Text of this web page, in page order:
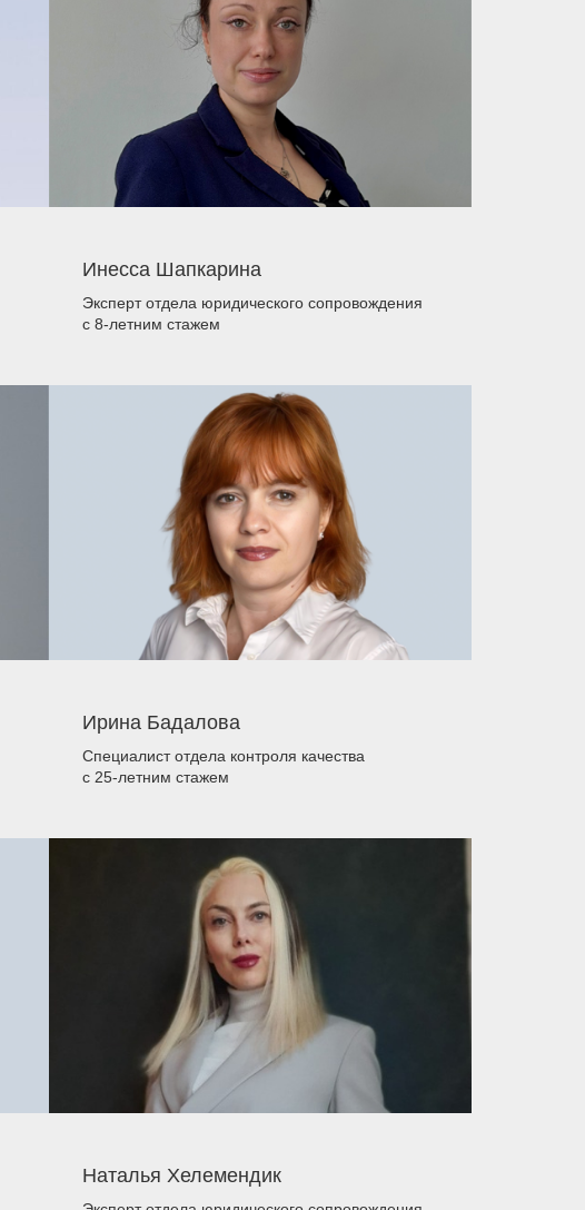
Инесса Шапкарина
Эксперт отдела юридического сопровождения
с 8-летним стажем
Ирина Бадалова
Специалист отдела контроля качества
с 25-летним стажем
Наталья Хелемендик